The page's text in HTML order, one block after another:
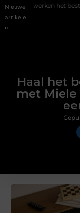
Nieuwe
artikele
n
het beste voor
Haal het
met